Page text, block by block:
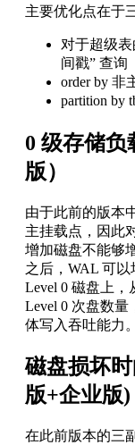
主要优化点在于
对于超级表
间戳” 查询
order by 非
partition by
0 级存储负
版）
由于此前的版本
主挂载点，因此
增加磁盘不能够
之后，WAL 可
Level 0 磁盘上，
Level 0 次盘数量
体写入吞吐能力。
磁盘损坏
版+企业版)
在此前版本的三